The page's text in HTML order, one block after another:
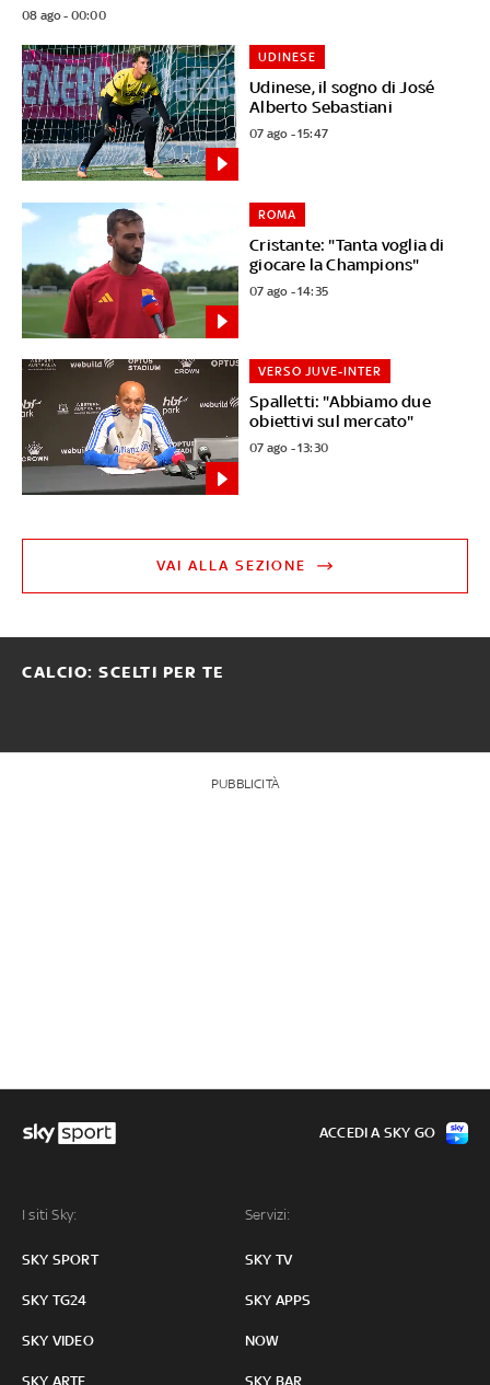
08 ago - 00:00
Udinese, il sogno di José
Alberto Sebastiani
UDINESE
07 ago - 15:47
Cristante: "Tanta voglia di
giocare la Champions"
ROMA
07 ago - 14:35
Spalletti: "Abbiamo due
obiettivi sul mercato"
VERSO JUVE-INTER
07 ago - 13:30
VAI ALLA SEZIONE
CALCIO: SCELTI PER TE
PUBBLICITÀ
I siti Sky:
SKY SPORT
SKY TG24
SKY VIDEO
SKY ARTE
Servizi:
SKY TV
SKY APPS
NOW
SKY BAR
ACCEDI A SKY GO